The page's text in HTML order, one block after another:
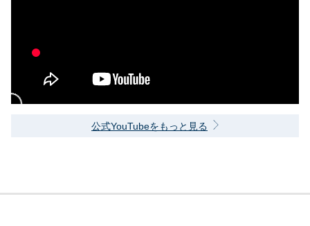
公式YouTubeをもっと見る